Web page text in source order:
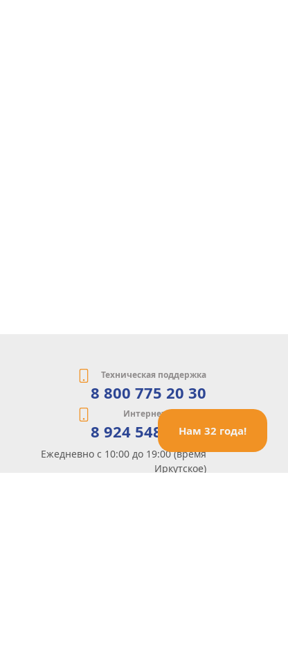
Нам 32 года!
Техническая поддержка
8 800 775 20 30
Интернет-магазин
8 924 548 85 07
Ежедневно с 10:00 до 19:00 (время
Иркутское)